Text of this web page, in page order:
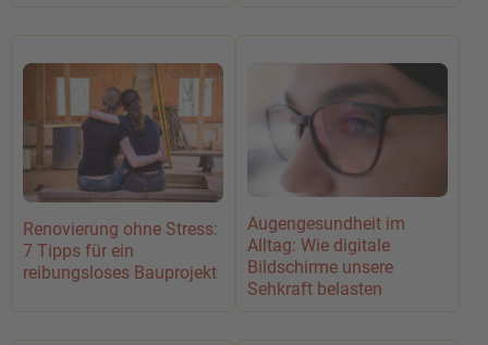
Renovierung ohne Stress:
7 Tipps für ein
reibungsloses Bauprojekt
Augengesundheit im
Alltag: Wie digitale
Bildschirme unsere
Sehkraft belasten